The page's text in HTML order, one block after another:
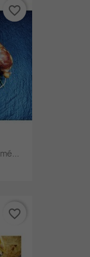
favorite_border
favorite_border